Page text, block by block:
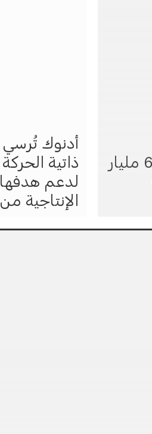
أدنوك ترسي عقوداً بقيمة 6.72 مليار
أدنوك
لدعم
الإنتاجية